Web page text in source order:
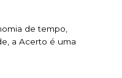
de tempo,
a Acerto é uma